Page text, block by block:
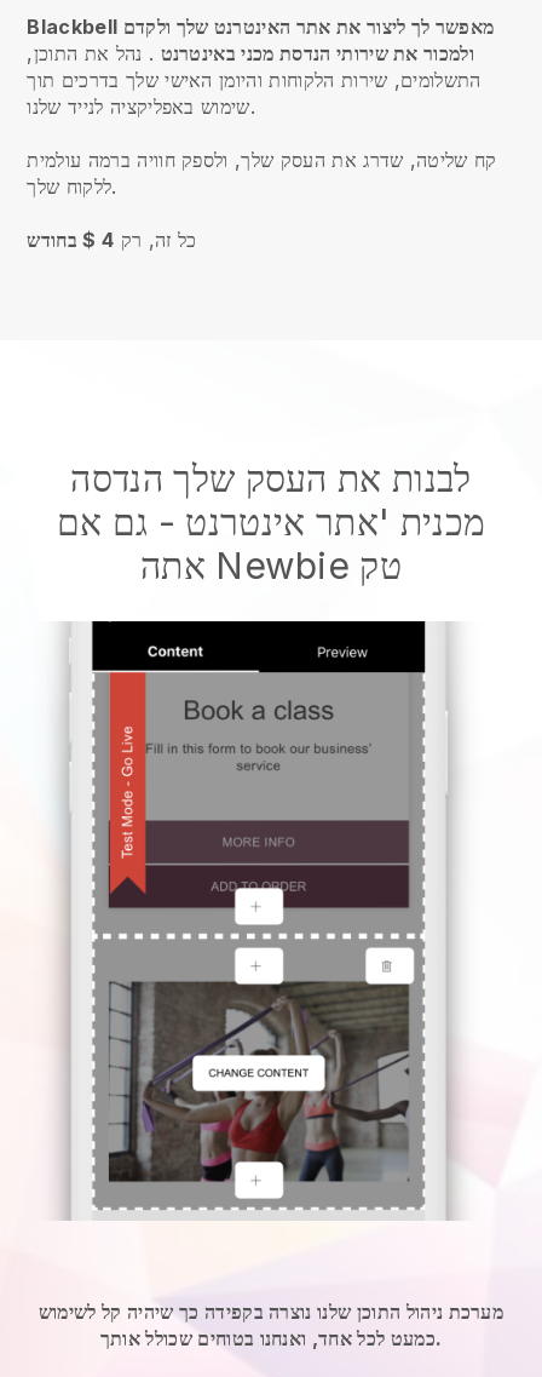
Blackbell מאפשר לך ליצור את אתר האינטרנט שלך ולקדם
ולמכור את שירותי הנדסת מכני באינטרנט . נהל את התוכן,
התשלומים, שירות הלקוחות והיומן האישי שלך בדרכים תוך
שימוש באפליקציה לנייד שלנו.
קח שליטה, שדרג את העסק שלך, ולספק חוויה ברמה עולמית
ללקוח שלך.
כל זה, רק 4 $ בחודש
לבנות את העסק שלך הנדסה
מכנית 'אתר אינטרנט - גם אם
אתה Newbie טק
מערכת ניהול התוכן שלנו נוצרה בקפידה כך שיהיה קל לשימוש
כמעט לכל אחד, ואנחנו בטוחים שכולל אותך.